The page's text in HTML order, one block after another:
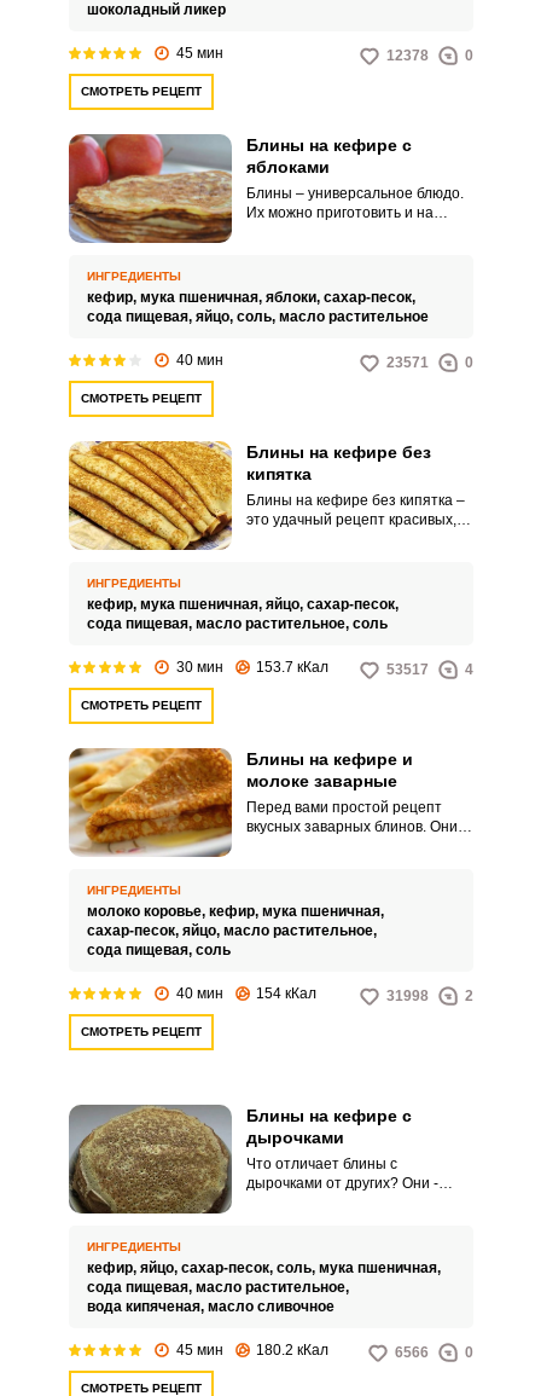
шоколадный ликер
45 мин 12378 0
СМОТРЕТЬ РЕЦЕПТ
Блины на кефире с
яблоками
Блины – универсальное блюдо.
Их можно приготовить и на
ИНГРЕДИЕНТЫ
кефир, мука пшеничная, яблоки, сахар-песок,
сода пищевая, яйцо, соль, масло растительное
40 мин 23571 0
СМОТРЕТЬ РЕЦЕПТ
Блины на кефире без
кипятка
Блины на кефире без кипятка –
это удачный рецепт красивых,
удержаться, чтобы не
попробовать их! Они
получаются не очень тонкими,
ИНГРЕДИЕНТЫ
кефир, мука пшеничная, яйцо, сахар-песок,
сода пищевая, масло растительное, соль
30 мин 153.7 кКал 53517 4
СМОТРЕТЬ РЕЦЕПТ
Блины на кефире и
молоке заварные
Перед вами простой рецепт
вкусных заварных блинов. Они
ИНГРЕДИЕНТЫ
молоко коровье, кефир, мука пшеничная,
сахар-песок, яйцо, масло растительное,
сода пищевая, соль
40 мин 154 кКал 31998 2
СМОТРЕТЬ РЕЦЕПТ
Блины на кефире с
дырочками
Что отличает блины с
дырочками от других? Они -
пекутся.
ИНГРЕДИЕНТЫ
кефир, яйцо, сахар-песок, соль, мука пшеничная,
сода пищевая, масло растительное,
вода кипяченая, масло сливочное
45 мин 180.2 кКал 6566 0
СМОТРЕТЬ РЕЦЕПТ